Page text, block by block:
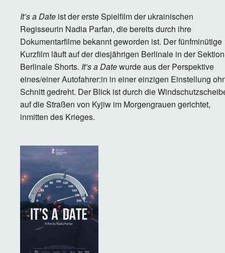
It’s a Date ist der erste Spielfilm der ukrainischen
Regisseurin Nadia Parfan, die bereits durch ihre
Dokumentarfilme bekannt geworden ist. Der fünfminütige
Kurzfilm läuft auf der diesjährigen Berlinale in der Sektion
Berlinale Shorts. It’s a Datewurde aus der Perspektive
eines/einer Autofahrer:in in einer einzigen Einstellung
Schnitt gedreht. Der Blick ist durch die
auf die Straßen von Kyjiw im Morgengrauen gerichtet,
inmitten des Krieges.